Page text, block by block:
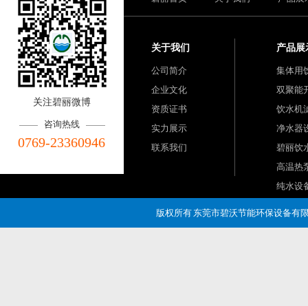
关注碧丽微博
咨询热线
0769-23360946
关于我们
公司简介
企业文化
资质证书
实力展示
联系我们
产品展
集体用
双聚能
饮水机
净水器
碧丽饮
高温热
纯水设
版权所有 东莞市碧沃节能环保设备